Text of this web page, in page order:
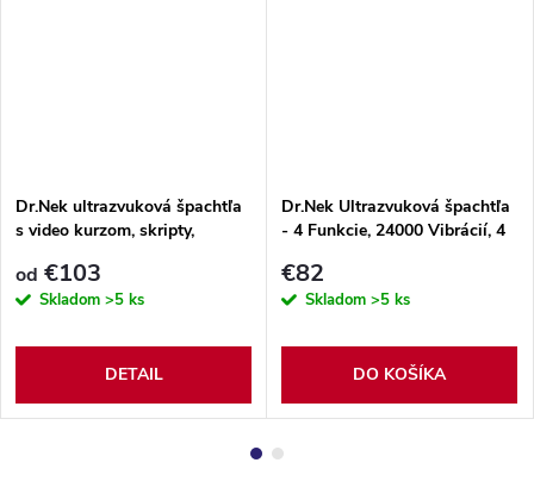
Dr.Nek ultrazvuková špachtľa
s video kurzom, skripty,
od €103
Skladom >5 ks
DETAIL
Dr.Nek Ultrazvuková špachtľa
- 4 Funkcie, 24000 Vibrácií, 4
€82
Skladom >5 ks
DO KOŠÍKA